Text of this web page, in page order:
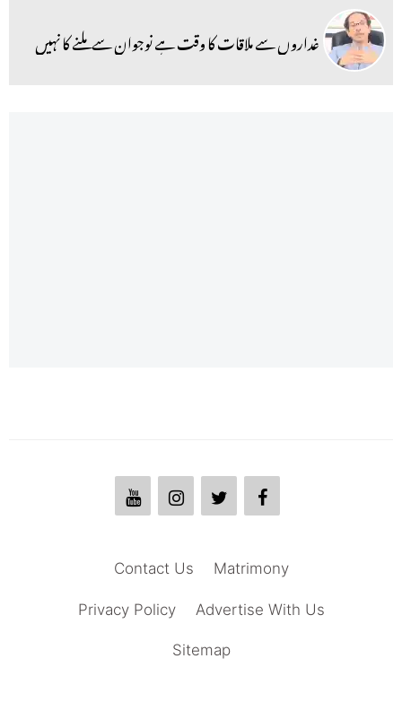
غداروں سے ملاقات کا وقت ہے نوجوان سے ملنے کا نہیں
Matrimony
Contact Us
Advertise With Us
Privacy Policy
Sitemap